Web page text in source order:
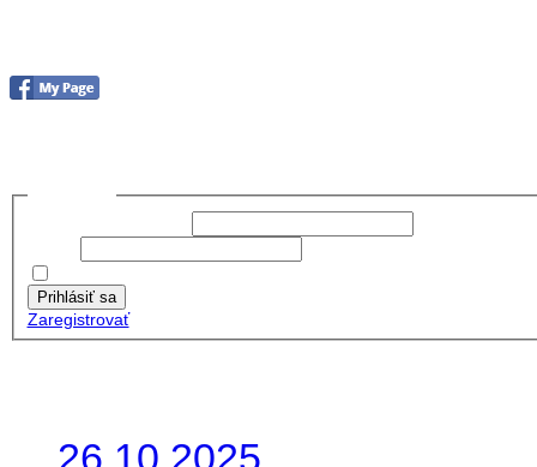
Prihlásiť sa
Zaregistrovať
26.10.2025